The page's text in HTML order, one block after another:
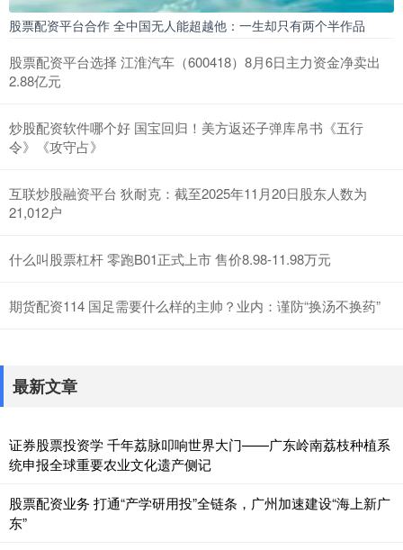
股票配资平台合作 全中国无人能超越他：一生却只有两个半作品
股票配资平台选择 江淮汽车（600418）8月6日主力资金净卖出
2.88亿元
炒股配资软件哪个好 国宝回归！美方返还子弹库帛书《五行
令》《攻守占》
互联炒股融资平台 狄耐克：截至2025年11月20日股东人数为
21,012户
什么叫股票杠杆 零跑B01正式上市 售价8.98-11.98万元
期货配资114 国足需要什么样的主帅？业内：谨防“换汤不换药”
最新文章
证券股票投资学 千年荔脉叩响世界大门——广东岭南荔枝种植系
统申报全球重要农业文化遗产侧记
股票配资业务 打通“产学研用投”全链条，广州加速建设“海上新广
东”